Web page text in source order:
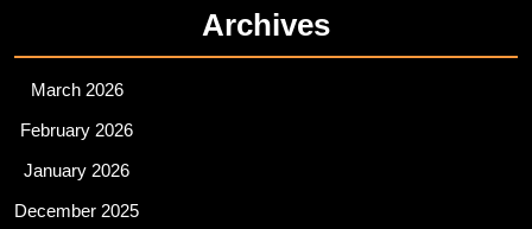
Archives
March 2026
February 2026
January 2026
December 2025